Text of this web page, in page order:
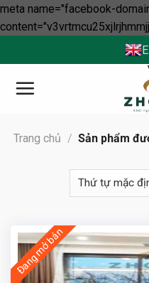
meta name="facebook-
Trang chủ / Sản phẩm
Đang mở bán